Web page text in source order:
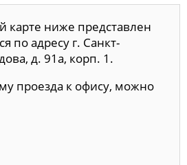
карте ниже представлен
по адресу г. Санкт-
д. 91а, корп. 1.
проезда к офису, можно